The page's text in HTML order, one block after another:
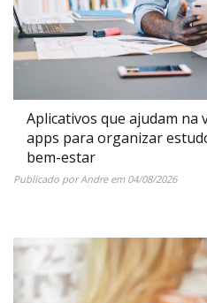
Aplicativos que ajudam na
apps para organizar
bem-estar
Publicado porAndreem 04/08/2026